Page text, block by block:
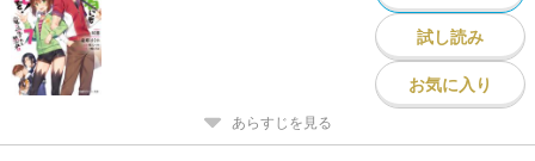
試し読み
お気に入り
あらすじを見る